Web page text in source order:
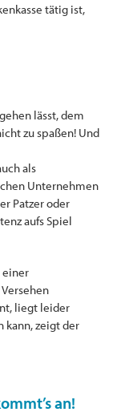
tätig ist,
lässt, dem
zu spaßen! Und
als
Unternehmen
Patzer oder
aufs Spiel
einer
liegt leider
kann, zeigt der
an!